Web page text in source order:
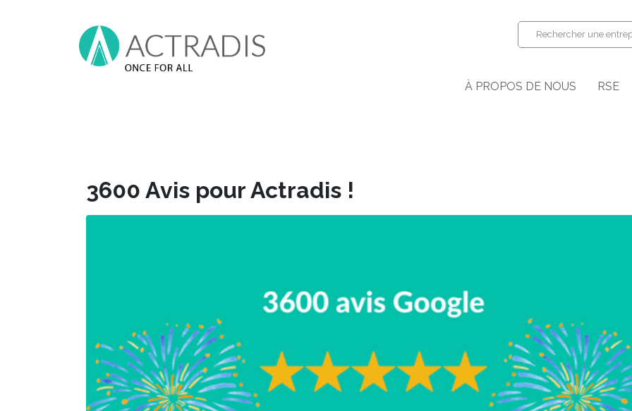
Rechercher une
À PROPOS DE NOUS RSE
3600 Avis pour Actradis !